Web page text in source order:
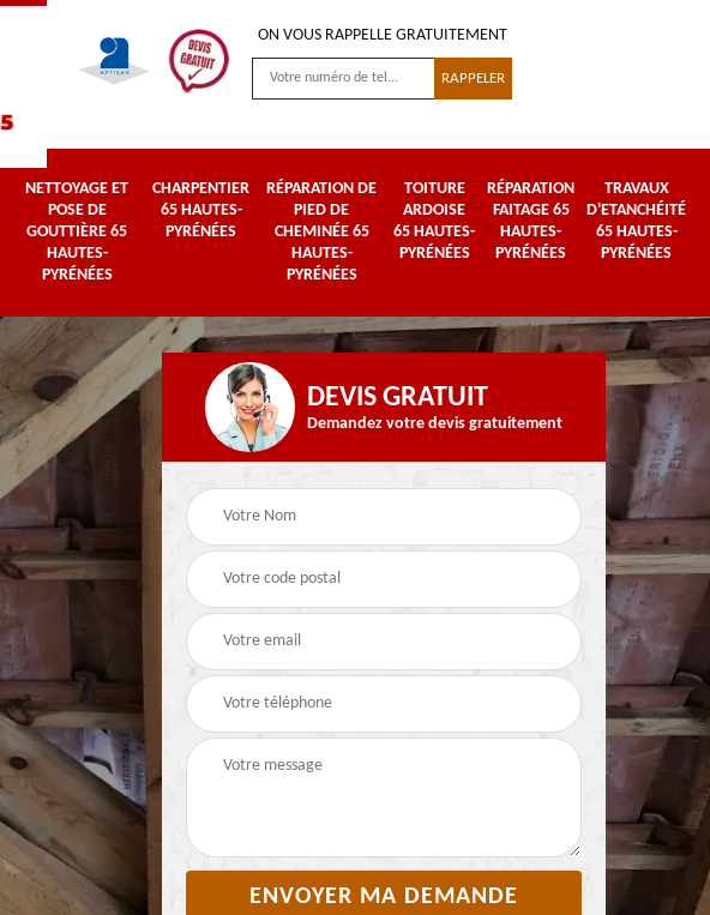
ON VOUS RAPPELLE GRATUITEMENT
NETTOYAGE ET
POSE DE
GOUTTIÈRE 65
HAUTES-
PYRÉNÉES
CHARPENTIER
65 HAUTES-
PYRÉNÉES
RÉPARATION DE
PIED DE
CHEMINÉE 65
HAUTES-
PYRÉNÉES
TOITURE
ARDOISE
65 HAUTES-
PYRÉNÉES
RÉPARATION
FAITAGE 65
HAUTES-
PYRÉNÉES
TRAVAUX
D'ETANCHÉITÉ
65 HAUTES-
PYRÉNÉES
Couvreur 65 Hautes-
Pyrénées
Travaux de zinguerie
Urgence fuite de
toiture 65 Hautes-
Pyrénées
DEVIS GRATUIT
Demandez votre devis gratuitement